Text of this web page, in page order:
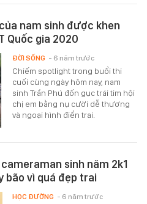
nam sinh được khen
Quốc gia 2020
Chiếm spotlight trong buổi thi
cuối cùng ngày hôm nay, nam
sinh Trần Phú đốn gục trái tim hội
chị em bằng nụ cười dễ thương
và ngoại hình điển trai.
ĐỜI SỐNG - 6 năm trước
sinh năm 2k1
bão vì quá đẹp trai
HỌC ĐƯỜNG - 6 năm trước